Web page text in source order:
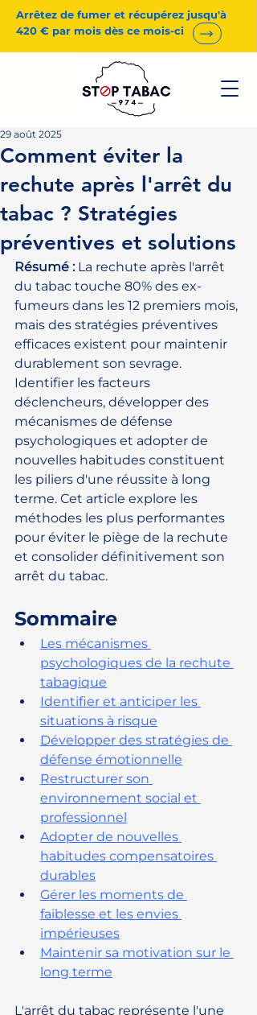
Arrêtez de fumer et récupérez jusqu'à
420 € par mois dès ce mois-ci
Comment éviter la
rechute après l'arrêt du
tabac ? Stratégies
préventives et solutions
29 août 2025
Résumé : La rechute après l'arrêt
du tabac touche 80% des ex-
fumeurs dans les 12 premiers mois,
mais des stratégies préventives
efficaces existent pour maintenir
durablement son sevrage.
Identifier les facteurs
déclencheurs, développer des
mécanismes de défense
psychologiques et adopter de
nouvelles habitudes constituent
les piliers d'une réussite à long
terme. Cet article explore les
méthodes les plus performantes
pour éviter le piège de la rechute
et consolider définitivement son
arrêt du tabac.
Sommaire
Les mécanismes
psychologiques de la rechute
tabagique
Identifier et anticiper les
situations à risque
Développer des stratégies de
défense émotionnelle
Restructurer son
environnement social et
professionnel
Adopter de nouvelles
habitudes compensatoires
durables
Gérer les moments de
faiblesse et les envies
impérieuses
Maintenir sa motivation sur le
long terme
L'arrêt du tabac représente l'une